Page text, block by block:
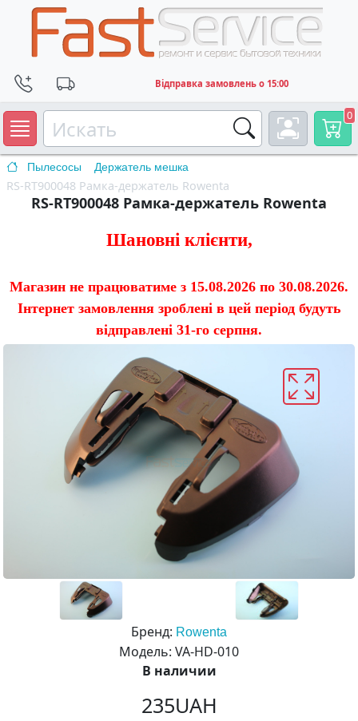
Відправка замовлень о 15:00
0
Пылесосы Держатель мешка
RS-RT900048 Рамка-держатель Rowenta
RS-RT900048 Рамка-держатель Rowenta
Шановні клієнти,
Магазин не працюватиме з 15.08.2026 по 30.08.2026.
Інтернет замовлення зроблені в цей період будуть
відправлені 31-го серпня.
Бренд: Rowenta
Модель: VA-HD-010
В наличии
235UAH